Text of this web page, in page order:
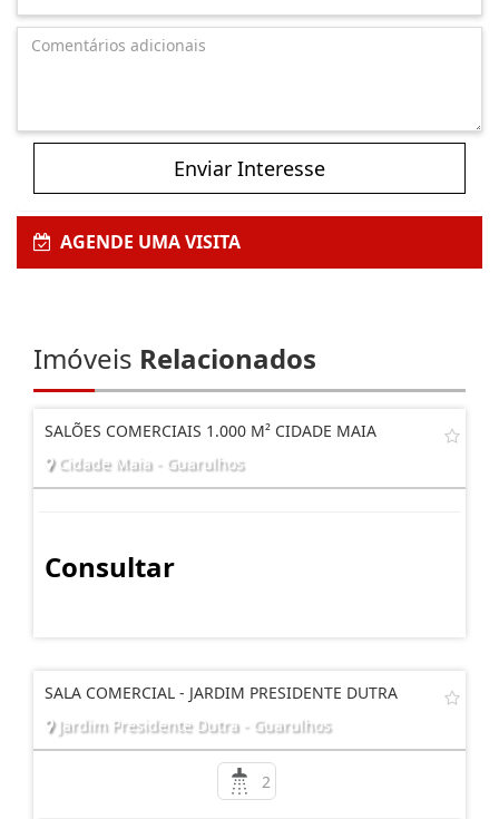
Enviar Interesse
AGENDE UMA VISITA
Imóveis Relacionados
SALÕES COMERCIAIS 1.000 M² CIDADE MAIA
Cidade Maia - Guarulhos
Consultar
SALA COMERCIAL - JARDIM PRESIDENTE DUTRA
Jardim Presidente Dutra - Guarulhos
2